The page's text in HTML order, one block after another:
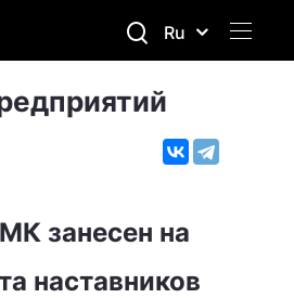
Ru
занесен на
наставников